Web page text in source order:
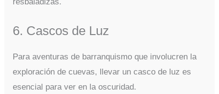
6. Cascos de Luz
Para aventuras de barranquismo que involucren la
exploración de cuevas, llevar un casco de luz es
esencial para ver en la oscuridad.